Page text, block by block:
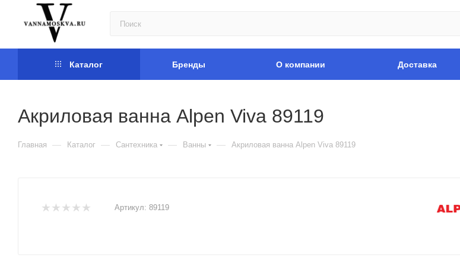
Каталог Бренды О компании Доставка
Акриловая ванна Alpen Viva 89119
Главная — Каталог — Сантехника — Ванны — Акриловая ванна Alpen Viva 89119
Артикул: 89119